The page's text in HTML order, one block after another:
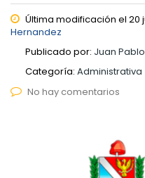
Última modificación el 20
Hernandez
Publicado por: Juan
Categoría: Administrativa
No hay comentarios